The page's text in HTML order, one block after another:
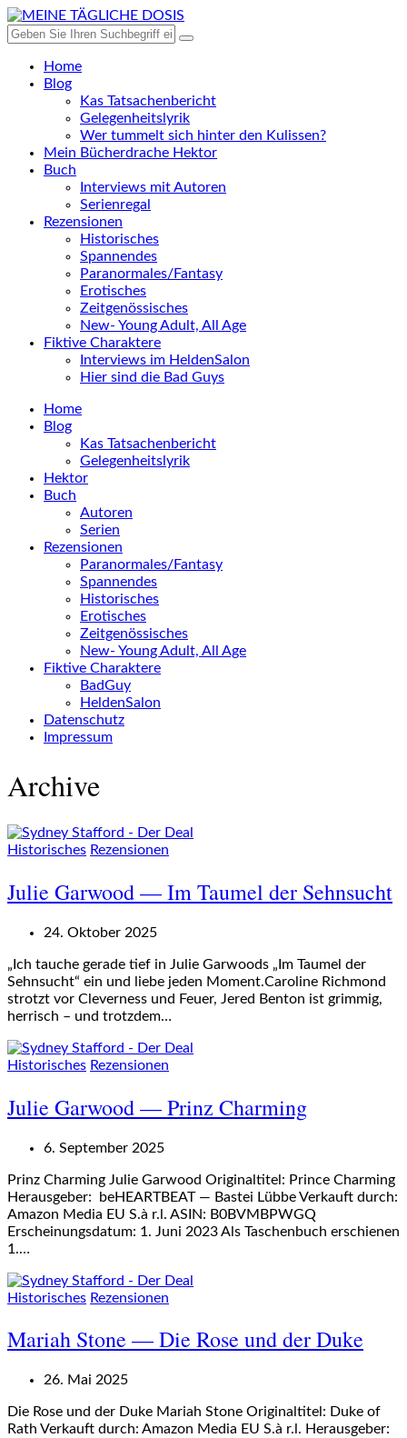
Home
Blog
Kas Tatsachenbericht
Gelegenheitslyrik
Wer tummelt sich hinter den Kulissen?
Mein Bücherdrache Hektor
Buch
Interviews mit Autoren
Serienregal
Rezensionen
Historisches
Spannendes
Paranormales/Fantasy
Erotisches
Zeitgenössisches
New- Young Adult, All Age
Fiktive Charaktere
Interviews im HeldenSalon
Hier sind die Bad Guys
Home
Blog
Kas Tatsachenbericht
Gelegenheitslyrik
Hektor
Buch
Autoren
Serien
Rezensionen
Paranormales/Fantasy
Spannendes
Historisches
Erotisches
Zeitgenössisches
New- Young Adult, All Age
Fiktive Charaktere
BadGuy
HeldenSalon
Datenschutz
Impressum
Archive
Historisches Rezensionen
Julie Garwood — Im Taumel der Sehnsucht
24. Oktober 2025
„Ich tauche gerade tief in Julie Garwoods „Im Taumel der
Sehnsucht“ ein und liebe jeden Moment.Caroline Richmond
strotzt vor Cleverness und Feuer, Jered Benton ist grimmig,
herrisch – und trotzdem…
Historisches Rezensionen
Julie Garwood — Prinz Charming
6. September 2025
Prinz Charming Julie Garwood Originaltitel: Prince Charming
Herausgeber: ‎ beHEARTBEAT — Bastei Lübbe Verkauft durch:
Amazon Media EU S.à r.l. ASIN: B0BVMBPWGQ
Erscheinungsdatum: 1. Juni 2023 Als Taschenbuch erschienen
1.…
Historisches Rezensionen
Mariah Stone — Die Rose und der Duke
26. Mai 2025
Die Rose und der Duke Mariah Stone Originaltitel: Duke of
Rath Verkauft durch: Amazon Media EU S.à r.l. Herausgeber: